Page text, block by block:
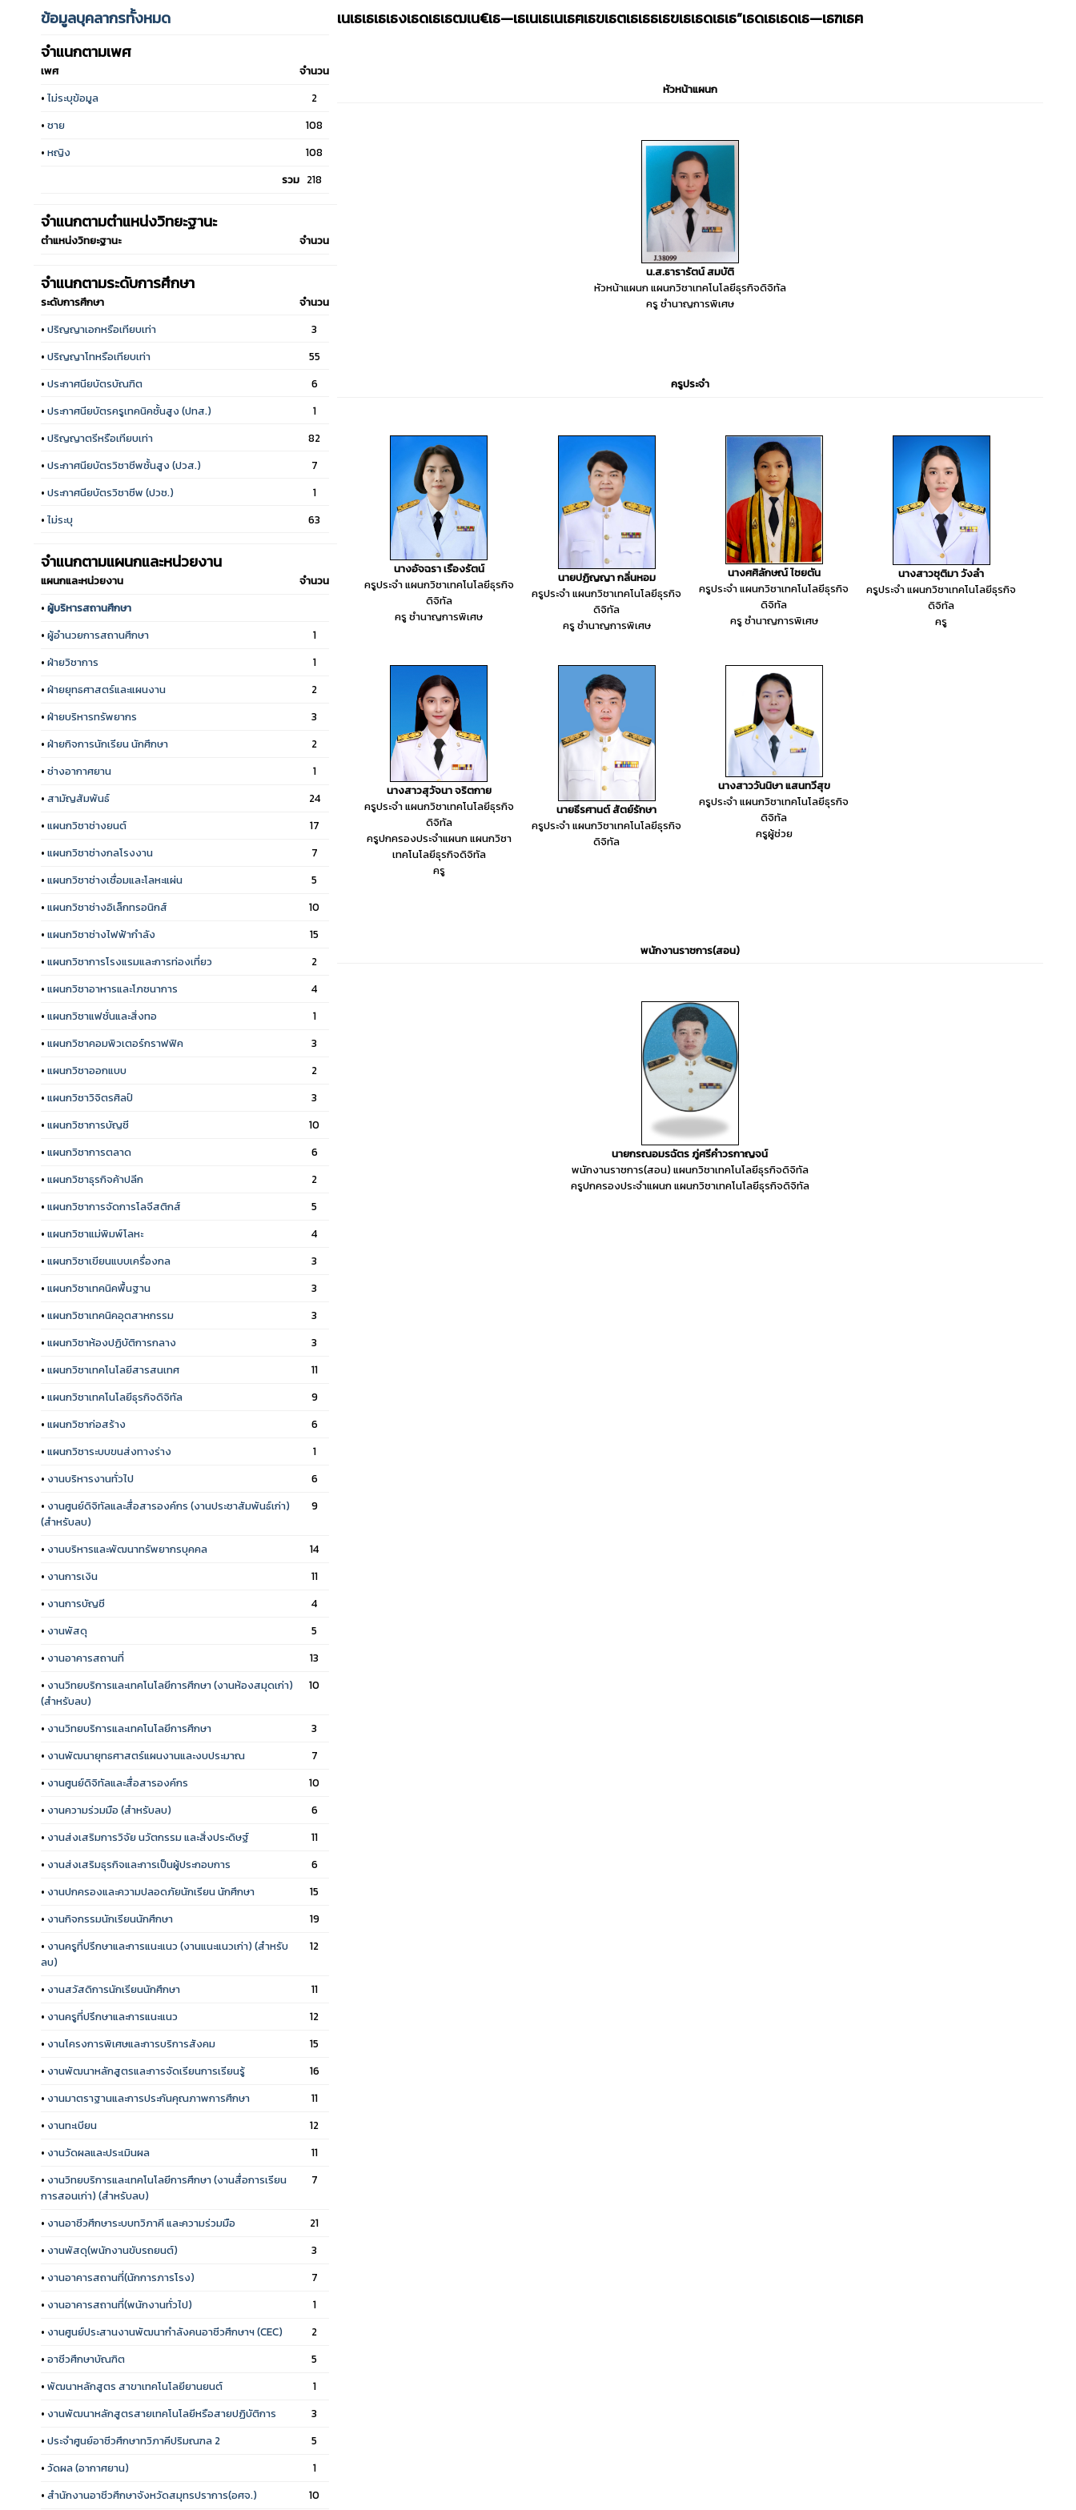
ข้อมูลบุคลากรทั้งหมด
จำแนกตามเพศ
เพศ
จำนวน
• ไม่ระบุข้อมูล
2
• ชาย
108
• หญิง
108
รวม 218
จำแนกตามตำแหน่งวิทยะฐานะ
ตำแหน่งวิทยะฐานะ จำนวน
จำแนกตามระดับการศึกษา
ระดับการศึกษา
จำนวน
• ปริญญาเอกหรือเทียบเท่า
3
• ปริญญาโทหรือเทียบเท่า
55
• ประกาศนียบัตรบัณฑิต
6
• ประกาศนียบัตรครูเทคนิคชั้นสูง (ปทส.)
1
• ปริญญาตรีหรือเทียบเท่า
82
• ประกาศนียบัตรวิชาชีพชั้นสูง (ปวส.)
7
• ประกาศนียบัตรวิชาชีพ (ปวช.)
1
• ไม่ระบุ 63
จำแนกตามแผนกและหน่วยงาน
แผนกและหน่วยงาน
จำนวน
• ผู้บริหารสถานศึกษา
• ผู้อำนวยการสถานศึกษา
1
• ฝ่ายวิชาการ
1
• ฝ่ายยุทธศาสตร์และแผนงาน
2
• ฝ่ายบริหารทรัพยากร
3
• ฝ่ายกิจการนักเรียน นักศึกษา
2
• ช่างอากาศยาน
1
• สามัญสัมพันธ์
24
• แผนกวิชาช่างยนต์
17
• แผนกวิชาช่างกลโรงงาน
7
• แผนกวิชาช่างเชื่อมและโลหะแผ่น
5
• แผนกวิชาช่างอิเล็กทรอนิกส์
10
• แผนกวิชาช่างไฟฟ้ากำลัง
15
• แผนกวิชาการโรงแรมและการท่องเที่ยว
2
• แผนกวิชาอาหารและโภชนาการ
4
• แผนกวิชาแฟชั่นและสิ่งทอ
1
• แผนกวิชาคอมพิวเตอร์กราฟฟิค
3
• แผนกวิชาออกแบบ
2
• แผนกวิชาวิจิตรศิลป์
3
• แผนกวิชาการบัญชี
10
• แผนกวิชาการตลาด
6
• แผนกวิชาธุรกิจค้าปลีก
2
• แผนกวิชาการจัดการโลจีสติกส์
5
• แผนกวิชาแม่พิมพ์โลหะ
4
• แผนกวิชาเขียนแบบเครื่องกล
3
• แผนกวิชาเทคนิคพื้นฐาน
3
• แผนกวิชาเทคนิคอุตสาหกรรม
3
• แผนกวิชาห้องปฏิบัติการกลาง
3
• แผนกวิชาเทคโนโลยีสารสนเทศ
11
• แผนกวิชาเทคโนโลยีธุรกิจดิจิทัล
9
• แผนกวิชาก่อสร้าง
6
• แผนกวิชาระบบขนส่งทางร่าง
1
• งานบริหารงานทั่วไป
6
• งานศูนย์ดิจิทัลและสื่อสารองค์กร (งานประชาสัมพันธ์เก่า)
(สำหรับลบ)
9
• งานบริหารและพัฒนาทรัพยากรบุคคล
14
• งานการเงิน
11
• งานการบัญชี
4
• งานพัสดุ
5
• งานอาคารสถานที่
13
• งานวิทยบริการและเทคโนโลยีการศึกษา (งานห้องสมุดเก่า)
(สำหรับลบ)
10
• งานวิทยบริการและเทคโนโลยีการศึกษา
3
• งานพัฒนายุทธศาสตร์แผนงานและงบประมาณ
7
• งานศูนย์ดิจิทัลและสื่อสารองค์กร
10
• งานความร่วมมือ (สำหรับลบ)
6
• งานส่งเสริมการวิจัย นวัตกรรม และสิ่งประดิษฐ์
11
• งานส่งเสริมธุรกิจและการเป็นผู้ประกอบการ
6
• งานปกครองและความปลอดภัยนักเรียน นักศึกษา
15
• งานกิจกรรมนักเรียนนักศึกษา
19
• งานครูที่ปรึกษาและการแนะแนว (งานแนะแนวเก่า) (สำหรับ
ลบ)
12
• งานสวัสดิการนักเรียนนักศึกษา
11
• งานครูที่ปรึกษาและการแนะแนว
12
• งานโครงการพิเศษและการบริการสังคม
15
• งานพัฒนาหลักสูตรและการจัดเรียนการเรียนรู้
16
• งานมาตราฐานและการประกันคุณภาพการศึกษา
11
• งานทะเบียน
12
• งานวัดผลและประเมินผล
11
• งานวิทยบริการและเทคโนโลยีการศึกษา (งานสื่อการเรียน
การสอนเก่า) (สำหรับลบ)
7
• งานอาชีวศึกษาระบบทวิภาคี และความร่วมมือ
21
• งานพัสดุ(พนักงานขับรถยนต์)
3
• งานอาคารสถานที่(นักการภารโรง)
7
• งานอาคารสถานที่(พนักงานทั่วไป)
1
• งานศูนย์ประสานงานพัฒนากำลังคนอาชีวศึกษาฯ (CEC)
2
• อาชีวศึกษาบัณฑิต
5
• พัฒนาหลักสูตร สาขาเทคโนโลยียานยนต์
1
• งานพัฒนาหลักสูตรสายเทคโนโลยีหรือสายปฏิบัติการ
3
• ประจำศูนย์อาชีวศึกษาทวิภาคีปริมณฑล 2
5
• วัดผล (อากาศยาน)
1
• สำนักงานอาชีวศึกษาจังหวัดสมุทรปราการ(อศจ.) 10
เนเธเธเธเธงเธดเธเธฒเน€เธ—เธเนเธเนเธฅเธขเธตเธเธธเธฃเธเธดเธเธ”เธดเธเธดเธ—เธฑเธฅ
หัวหน้าแผนก
น.ส.ธารารัตน์ สมบัติ
หัวหน้าแผนก แผนกวิชาเทคโนโลยีธุรกิจดิจิทัล
ครู ชำนาญการพิเศษ
ครูประจำ
นางอัจฉรา เรืองรัตน์
ครูประจำ แผนกวิชาเทคโนโลยีธุรกิจ
ดิจิทัล
ครู ชำนาญการพิเศษ
นายปฏิญญา กลิ่นหอม
ครูประจำ แผนกวิชาเทคโนโลยีธุรกิจ
ดิจิทัล
ครู ชำนาญการพิเศษ
นางศศิลักษณ์ ไชยตัน
ครูประจำ แผนกวิชาเทคโนโลยีธุรกิจ
ดิจิทัล
ครู ชำนาญการพิเศษ
นางสาวชุติมา วังลำ
ครูประจำ แผนกวิชาเทคโนโลยีธุรกิจ
ดิจิทัล
ครู
นางสาวสุวัจนา จริตกาย
ครูประจำ แผนกวิชาเทคโนโลยีธุรกิจ
ดิจิทัล
ครูปกครองประจำแผนก แผนกวิชา
เทคโนโลยีธุรกิจดิจิทัล
ครู
นายธีรศานต์ สัตย์รักษา
ครูประจำ แผนกวิชาเทคโนโลยีธุรกิจ
ดิจิทัล
นางสาววันนิษา แสนทวีสุข
ครูประจำ แผนกวิชาเทคโนโลยีธุรกิจ
ดิจิทัล
ครูผู้ช่วย
พนักงานราชการ(สอน)
นายกรณอมรฉัตร ภู่ศรีคำวรกาญจน์
พนักงานราชการ(สอน) แผนกวิชาเทคโนโลยีธุรกิจดิจิทัล
ครูปกครองประจำแผนก แผนกวิชาเทคโนโลยีธุรกิจดิจิทัล